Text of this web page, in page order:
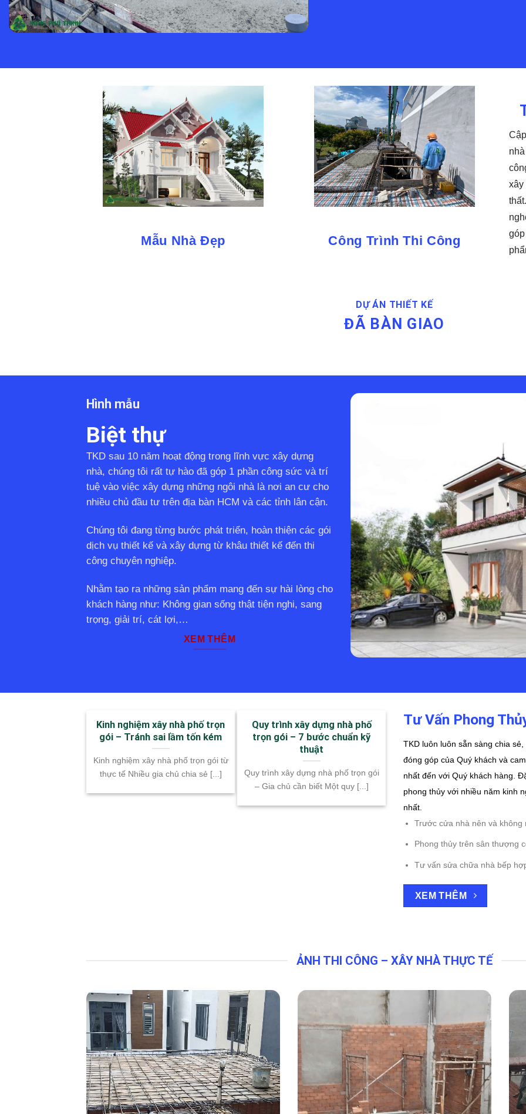
Mẫu Nhà Đẹp Công Trình Thi Công
xây
DỰ ÁN THIẾT KẾ
ĐÃ BÀN GIAO
Hình mẫu
Biệt thự
TKD sau 10 năm hoạt động trong lĩnh vực xây dựng
nhà, chúng tôi rất tự hào đã góp 1 phần công sức và trí
tuệ vào việc xây dựng những ngôi nhà là nơi an cư cho
nhiều chủ đầu tư trên địa bàn HCM và các tỉnh lân cận.
Chúng tôi đang từng bước phát triển, hoàn thiện các gói
dịch vụ thiết kế và xây dựng từ khâu thiết kế đến thi
công chuyên nghiệp.
Nhằm tạo ra những sản phẩm mang đến sự hài lòng cho
khách hàng như: Không gian sống thật tiện nghi, sang
trọng, giải trí, cát lợi,…
XEM THÊM
Kinh nghiệm xây nhà phố trọn
gói – Tránh sai lầm tốn kém
Kinh nghiệm xây nhà phố trọn gói từ
thực tế Nhiều gia chủ chia sẻ [...]
Quy trình xây dựng nhà phố
trọn gói – 7 bước chuẩn kỹ
thuật
Quy trình xây dựng nhà phố trọn gói
– Gia chủ cần biết Một quy [...]
Tư Vấn Phong
TKD luôn luôn sẵn sàng chia
đóng góp của Quý khách và
nhất đến với Quý khách hàng.
phong thủy với nhiều năm kinh
nhất.
Trước cửa nhà nên và không
Phong thủy trên sân thượng
Tư vấn sửa chữa nhà bếp
XEM THÊM
ẢNH THI CÔNG – XÂY NHÀ THỰC TẾ